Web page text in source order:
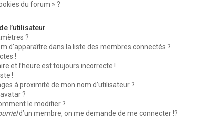
du forum » ?
l’utilisateur
?
d’apparaître dans la liste des membres connectés ?
!
et l’heure est toujours incorrecte !
!
à proximité de mon nom d’utilisateur ?
?
le modifier ?
d’un membre, on me demande de me connecter !?